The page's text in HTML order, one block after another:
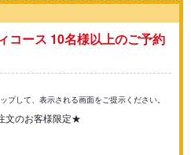
コース 10名様以上のご予約
プして、表示される画面をご提示ください。
文のお客様限定★